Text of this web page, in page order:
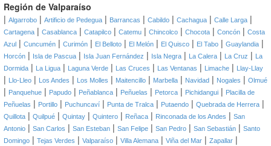
Región de Valparaíso
| Algarrobo | Artificio de Pedegua | Barrancas | Cabildo | Cachagua | Calle Larga |
Cartagena | Casablanca | Catapilco | Catemu | Chincolco | Chocota | Concón | Costa
Azul | Cuncumén | Curimón | El Belloto | El Melón | El Quisco | El Tabo | Guaylandia |
Horcón | Isla de Pascua | Isla Juan Fernández | Isla Negra | La Calera | La Cruz | La
Dormida | La Ligua | Laguna Verde | Las Cruces | Las Ventanas | Limache | Llay-Llay
| Llo-Lleo | Los Andes | Los Molles | Maitencillo | Marbella | Navidad | Nogales | Olmué
| Panquehue | Papudo | Peñablanca | Peñuelas | Petorca | Pichidangui | Placilla de
Peñuelas | Portillo | Puchuncaví | Punta de Tralca | Putaendo | Quebrada de Herrera |
Quillota | Quilpué | Quintay | Quintero | Reñaca | Rinconada de los Andes | San
Antonio | San Carlos | San Esteban | San Felipe | San Pedro | San Sebastián | Santo
Domingo | Tejas Verdes | Valparaíso | Villa Alemana | Viña del Mar | Zapallar |